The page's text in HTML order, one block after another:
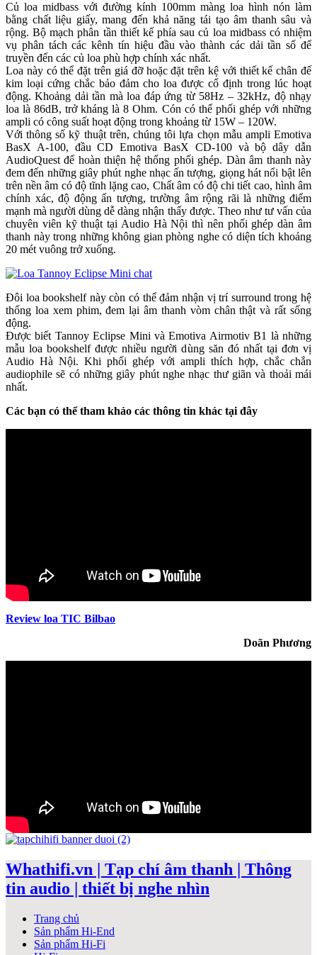
Củ loa midbass với đường kính 100mm màng loa hình nón làm
bằng chất liệu giấy, mang đến khả năng tái tạo âm thanh sâu và
rộng. Bộ mạch phân tần thiết kế phía sau củ loa midbass có nhiệm
vụ phân tách các kênh tín hiệu đầu vào thành các dải tần số để
truyền đến các củ loa phù hợp chính xác nhất.
Loa này có thể đặt trên giá đỡ hoặc đặt trên kệ với thiết kế chân đế
kim loại cứng chắc bảo đảm cho loa được cố định trong lúc hoạt
động. Khoảng dải tần mà loa đáp ứng từ 58Hz – 32kHz, độ nhạy
loa là 86dB, trở kháng là 8 Ohm. Cón có thể phối ghép với những
ampli có công suất hoạt động trong khoảng từ 15W – 120W.
Với thông số kỹ thuật trên, chúng tôi lựa chọn mẫu ampli Emotiva
BasX A-100, đầu CD Emotiva BasX CD-100 và bộ dây dẫn
AudioQuest để hoàn thiện hệ thống phối ghép. Dàn âm thanh này
đem đến những giây phút nghe nhạc ấn tượng, giọng hát nổi bật lên
trên nền âm có độ tĩnh lặng cao, Chất âm có độ chi tiết cao, hình âm
chính xác, độ động ấn tượng, trường âm rộng rãi là những điểm
mạnh mà người dùng dễ dàng nhận thấy được. Theo như tư vấn của
chuyên viên kỹ thuật tại Audio Hà Nội thì nên phối ghép dàn âm
thanh này trong những không gian phòng nghe có diện tích khoảng
20 mét vuông trở xuống.
Đôi loa bookshelf này còn có thể đảm nhận vị trí surround trong hệ
thống loa xem phim, đem lại âm thanh vòm chân thật và rất sống
động.
Được biết Tannoy Eclipse Mini và Emotiva Airmotiv B1 là những
mẫu loa bookshelf được nhiều người dùng săn đó nhất tại đơn vị
Audio Hà Nội. Khi phối ghép với ampli thích hợp, chắc chắn
audiophile sẽ có những giây phút nghe nhạc thư giãn và thoải mái
nhất.
Các bạn có thể tham khảo các thông tin khác tại đây
Review loa TIC Bilbao
Doãn Phương
Whathifi.vn | Tạp chí âm thanh | Thông
tin audio | thiết bị nghe nhìn
Trang chủ
Sản phẩm Hi-End
Sản phẩm Hi-Fi